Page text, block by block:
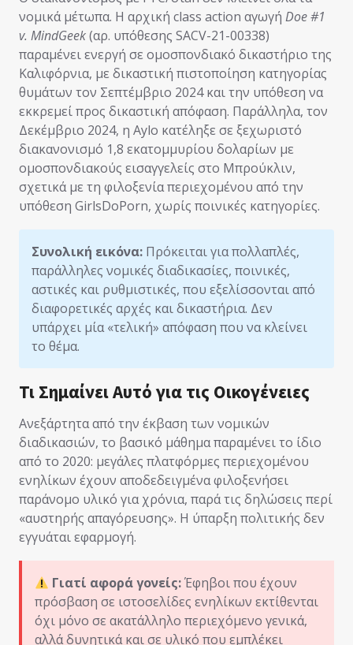
νομικά μέτωπα. Η αρχική class action αγωγή Doe #1
v. MindGeek(αρ. υπόθεσης SACV-21-00338)
παραμένει ενεργή σε ομοσπονδιακό δικαστήριο της
Καλιφόρνια, με δικαστική πιστοποίηση κατηγορίας
θυμάτων τον Σεπτέμβριο 2024 και την υπόθεση να
εκκρεμεί προς δικαστική απόφαση. Παράλληλα, τον
Δεκέμβριο 2024, η Aylo κατέληξε σε ξεχωριστό
διακανονισμό 1,8 εκατομμυρίου δολαρίων με
ομοσπονδιακούς εισαγγελείς στο Μπρούκλιν,
σχετικά με τη φιλοξενία περιεχομένου από την
υπόθεση GirlsDoPorn, χωρίς ποινικές κατηγορίες.
Συνολική εικόνα: Πρόκειται για πολλαπλές,
παράλληλες νομικές διαδικασίες, ποινικές,
αστικές και ρυθμιστικές, που εξελίσσονται από
διαφορετικές αρχές και δικαστήρια. Δεν
υπάρχει μία «τελική» απόφαση που να κλείνει
το θέμα.
Τι Σημαίνει Αυτό για τις Οικογένειες
Ανεξάρτητα από την έκβαση των νομικών
διαδικασιών, το βασικό μάθημα παραμένει το ίδιο
από το 2020: μεγάλες πλατφόρμες περιεχομένου
ενηλίκων έχουν αποδεδειγμένα φιλοξενήσει
παράνομο υλικό για χρόνια, παρά τις δηλώσεις περί
«αυστηρής απαγόρευσης». Η ύπαρξη πολιτικής δεν
εγγυάται εφαρμογή.
Γιατί αφορά γονείς:Έφηβοι που έχουν
πρόσβαση σε ιστοσελίδες ενηλίκων εκτίθενται
όχι μόνο σε ακατάλληλο περιεχόμενο γενικά,
αλλά δυνητικά και σε υλικό που εμπλέκει